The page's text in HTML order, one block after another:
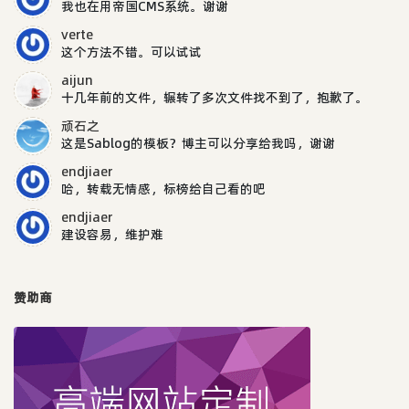
我也在用帝国CMS系统。谢谢
verte
这个方法不错。可以试试
aijun
十几年前的文件，辗转了多次文件找不到了，抱歉了。
顽石之
这是Sablog的模板？博主可以分享给我吗，谢谢
endjiaer
哈，转载无情感，标榜给自己看的吧
endjiaer
建设容易，维护难
赞助商